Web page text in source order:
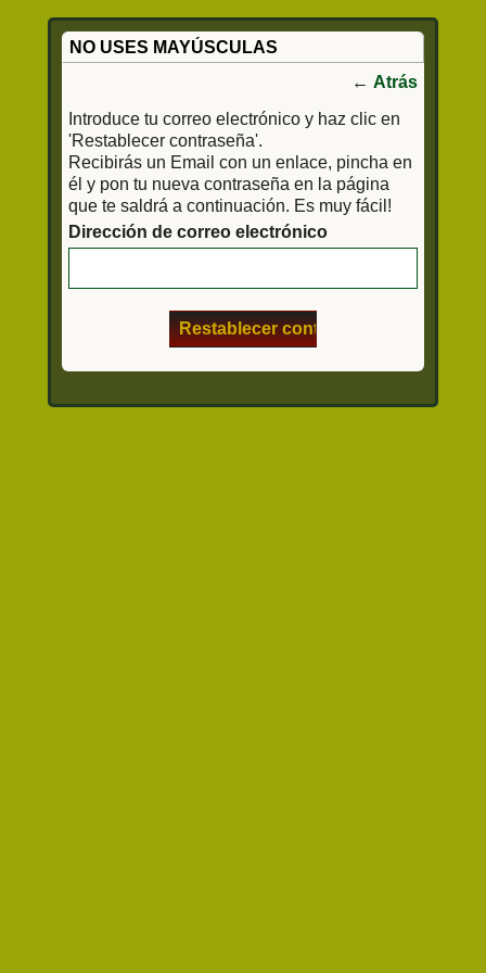
NO USES MAYÚSCULAS
← Atrás
Introduce tu correo electrónico y haz clic en
'Restablecer contraseña'.
Recibirás un Email con un enlace, pincha en
él y pon tu nueva contraseña en la página
que te saldrá a continuación. Es muy fácil!
Dirección de correo electrónico